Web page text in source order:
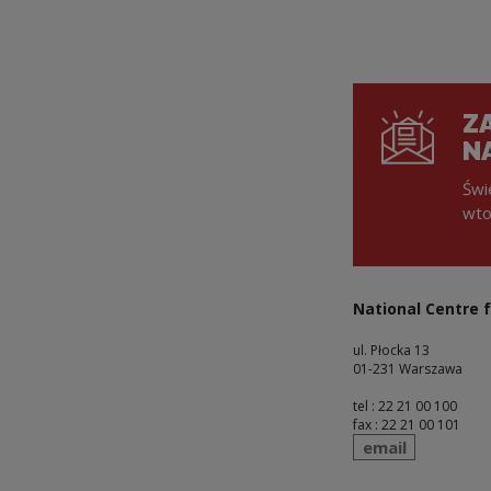
National Centre
ul. Płocka 13
01-231 Warszawa
tel : 22 21 00 100
fax : 22 21 00 101
send
email